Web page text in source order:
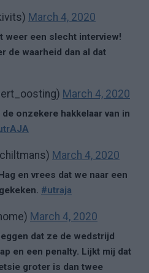
March 4, 2020
weer een slecht interview!
de waarheid dan al dat
March 4, 2020
onzekere hakkelaar van in
March 4, 2020
en vrees dat we naar een
#utraja
March 4, 2020
dat ze de wedstrijd
en een penalty. Lijkt mij dat
groter is dan twee